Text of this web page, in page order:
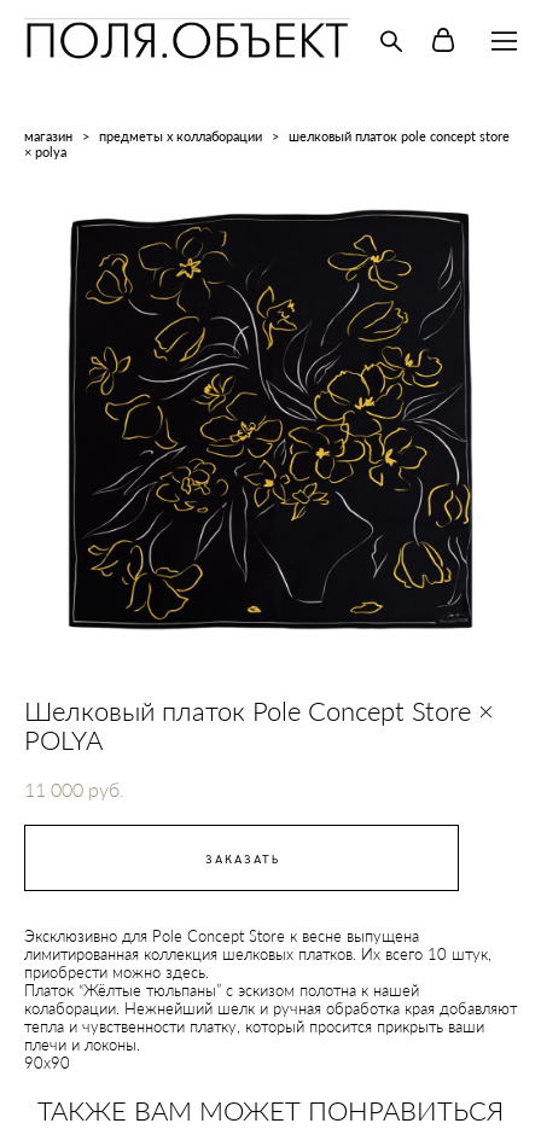
магазин > предметы х коллаборации >
шелковый платок pole concept store
× polya
Шелковый платок Pole Concept Store ×
POLYA
11 000 pуб.
ЗАКАЗАТЬ
Эксклюзивно для Pole Concept Store к весне выпущена
лимитированная коллекция шелковых платков. Их всего 10 штук,
приобрести можно здесь.
Платок “Жёлтые тюльпаны” с эскизом полотна к нашей
колаборации. Нежнейший шелк и ручная обработка края добавляют
тепла и чувственности платку, который просится прикрыть ваши
плечи и локоны.
90х90
ТАКЖЕ ВАМ МОЖЕТ ПОНРАВИТЬСЯ